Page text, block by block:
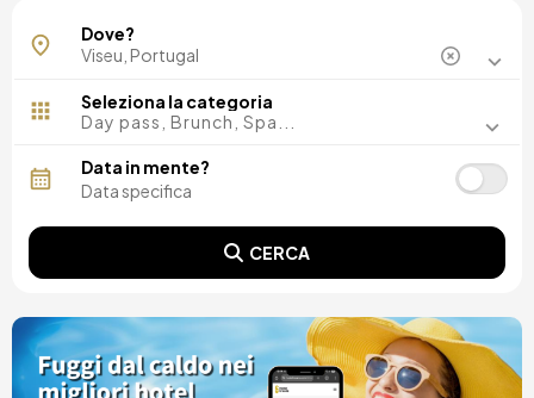
Dove?
Seleziona la categoria
Day pass, Brunch, Spa...
Data in mente?
CERCA